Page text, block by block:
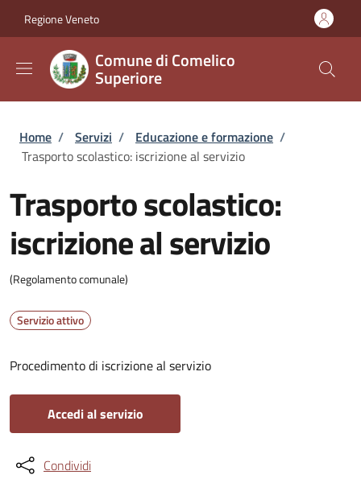
Regione Veneto
Comune di Comelico
Superiore
Briciole di pane
Home / Servizi / Educazione e formazione /
Trasporto scolastico: iscrizione al servizio
Trasporto scolastico:
iscrizione al servizio
(Regolamento comunale)
Servizio attivo
Procedimento di iscrizione al servizio
Accedi al servizio
Condividi